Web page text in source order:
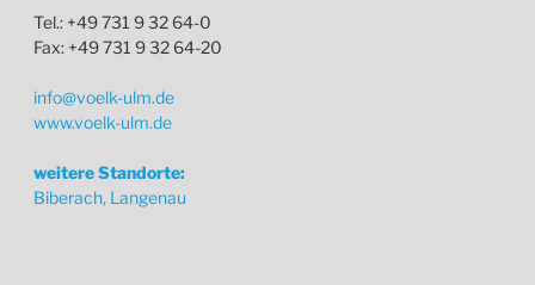
Tel.: +49 731 9 32 64-0
Fax: +49 731 9 32 64-20
info@voelk-ulm.de
www.voelk-ulm.de
weitere Standorte:
Biberach, Langenau